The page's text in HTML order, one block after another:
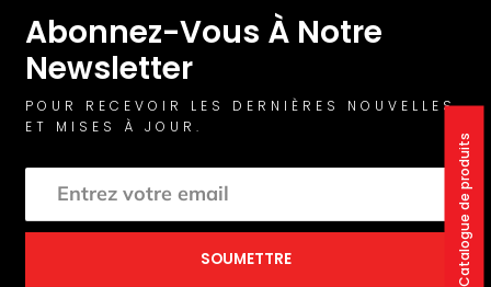
Abonnez-Vous À Notre
Newsletter
POUR RECEVOIR LES DERNIÈRES NOUVELLES
ET MISES À JOUR.
SOUMETTRE Catalogue de produits